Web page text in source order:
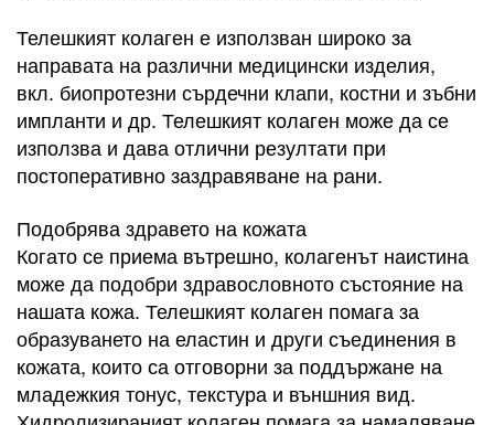
Телешкият колаген е използван широко за
направата на различни медицински изделия,
вкл. биопротезни сърдечни клапи, костни и зъбни
импланти и др. Телешкият колаген може да се
използва и дава отлични резултати при
постоперативно заздравяване на рани.
Подобрява здравето на кожата
Когато се приема вътрешно, колагенът наистина
може да подобри здравословното състояние на
нашата кожа. Телешкият колаген помага за
образуването на еластин и други съединения в
кожата, които са отговорни за поддържане на
младежкия тонус, текстура и външния вид.